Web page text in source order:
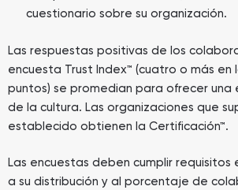
cuestionario sobre su organización.
Las respuestas positivas de los
encuesta Trust Index™ (cuatro o más en
puntos) se promedian para ofrecer una
de la cultura. Las organizaciones que
establecido obtienen la Certificación™.
Las encuestas deben cumplir
a su distribución y al porcentaje de